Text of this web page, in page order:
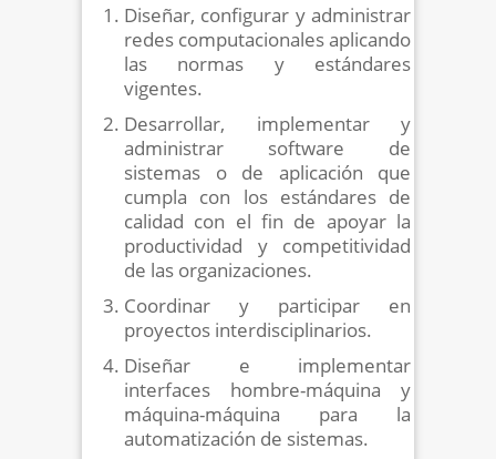
Diseñar, configurar y administrar
redes computacionales aplicando
las normas y estándares
vigentes.
Desarrollar, implementar y
administrar software de
sistemas o de aplicación que
cumpla con los estándares de
calidad con el fin de apoyar la
productividad y competitividad
de las organizaciones.
Coordinar y participar en
proyectos interdisciplinarios.
Diseñar e implementar
interfaces hombre-máquina y
máquina-máquina para la
automatización de sistemas.